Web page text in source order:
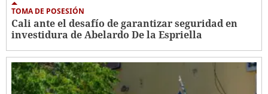
TOMA DE POSESIÓN
Cali ante el desafío de garantizar seguridad en
investidura de Abelardo De la Espriella